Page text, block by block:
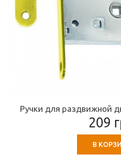
Ручки для раздвижной
209
В